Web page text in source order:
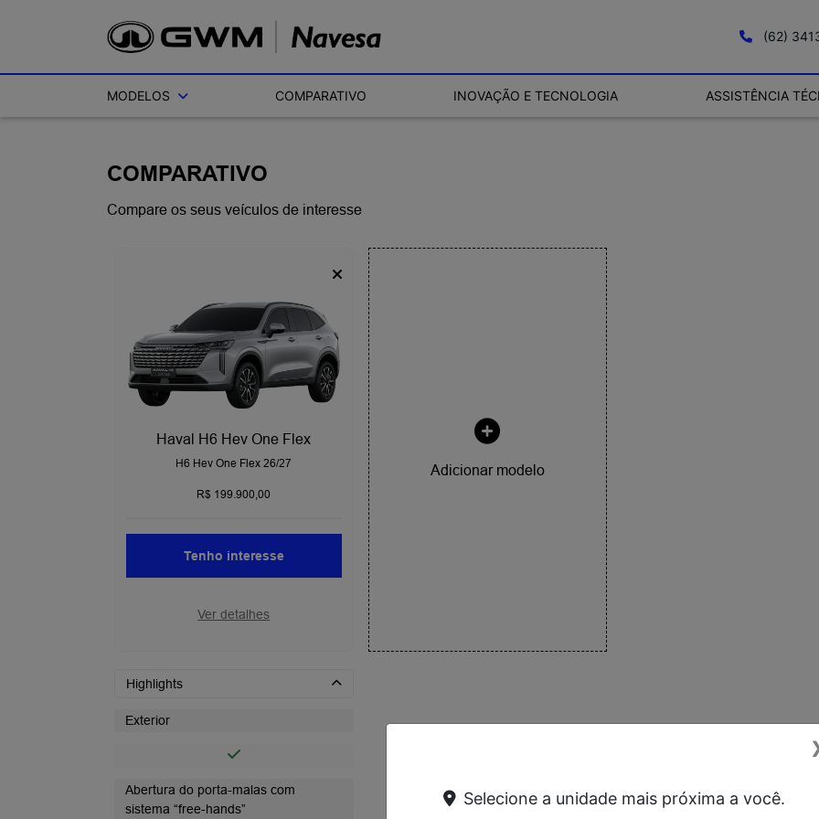
(62)
MODELOS COMPARATIVO INOVAÇÃO E TECNOLOGIA ASSISTÊNCIA
COMPARATIVO
Compare os seus veículos de interesse
Haval H6 Hev One Flex
H6 Hev One Flex 26/27
R$ 199.900,00
Tenho interesse
Ver detalhes
Adicionar modelo
Highlights
Exterior
Abertura do porta-malas com
sistema “free-hands”
Selecione a unidade mais próxima a você.